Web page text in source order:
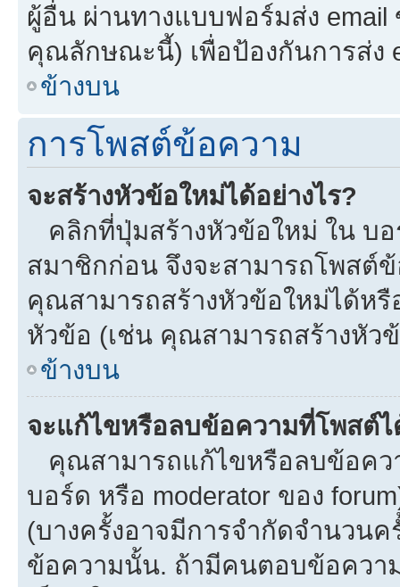
ผู้อื่น ผ่านทางแบบฟอร์มส่ง
คุณลักษณะนี้) เพื่อป้องกันการส่ง
ข้างบน
การโพสต์ข้อความ
จะสร้างหัวข้อใหม่ได้อย่างไร?
คลิกที่ปุ่มสร้างหัวข้อใหม่ ใน บ
สมาชิกก่อน จึงจะสามารถโพสต์
คุณสามารถสร้างหัวข้อใหม่ได้ห
หัวข้อ (เช่น คุณสามารถสร้างหั
ข้างบน
จะแก้ไขหรือลบข้อความที่โพสต์ไ
คุณสามารถแก้ไขหรือลบข้อคว
บอร์ด หรือ moderator ของ
(บางครั้งอาจมีการจำกัดจำนวน
ข้อความนั้น. ถ้ามีคนตอบข้อคว